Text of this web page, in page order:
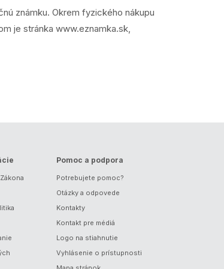
známku. Okrem fyzického nákupu
je stránka www.eznamka.sk,
Pomoc a podpora
Potrebujete pomoc?
Otázky a odpovede
Kontakty
Kontakt pre médiá
Logo na stiahnutie
Vyhlásenie o prístupnosti